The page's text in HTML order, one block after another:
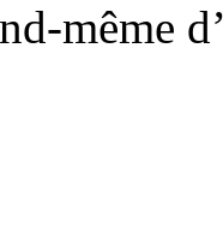
même